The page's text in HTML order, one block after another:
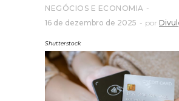
NEGÓCIOS E ECONOMIA
16 de dezembro de 2025
por
Shutterstock